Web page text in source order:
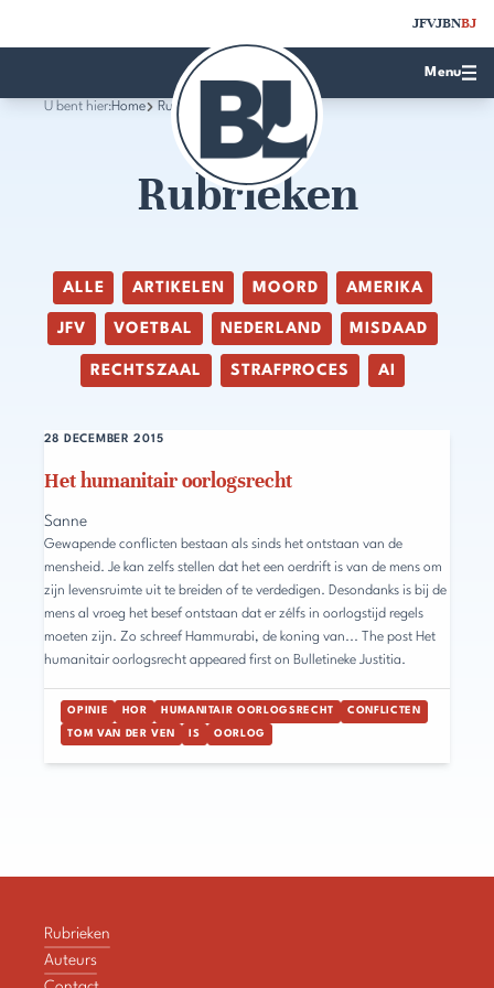
JFVJBNBJ
Menu
U bent hier:Home Rubrieken
Rubrieken
ALLE ARTIKELEN MOORD AMERIKA
JFV VOETBAL NEDERLAND MISDAAD
RECHTSZAAL STRAFPROCES AI
Het humanitair oorlogsrecht
28 DECEMBER 2015
Sanne
Gewapende conflicten bestaan als sinds het ontstaan van de
mensheid. Je kan zelfs stellen dat het een oerdrift is van de mens om
zijn levensruimte uit te breiden of te verdedigen. Desondanks is bij de
mens al vroeg het besef ontstaan dat er zélfs in oorlogstijd regels
moeten zijn. Zo schreef Hammurabi, de koning van... The post Het
humanitair oorlogsrecht appeared first on Bulletineke Justitia.
OPINIE HOR HUMANITAIR OORLOGSRECHT CONFLICTEN
TOM VAN DER VEN IS OORLOG
Rubrieken
Auteurs